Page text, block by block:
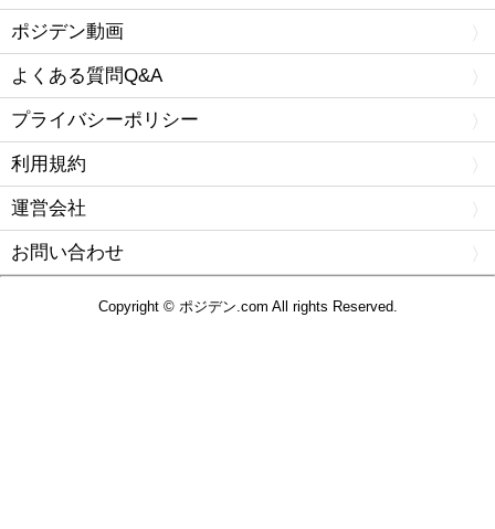
ポジデン動画
よくある質問Q&A
プライバシーポリシー
利用規約
運営会社
お問い合わせ
Copyright © ポジデン.com All rights Reserved.